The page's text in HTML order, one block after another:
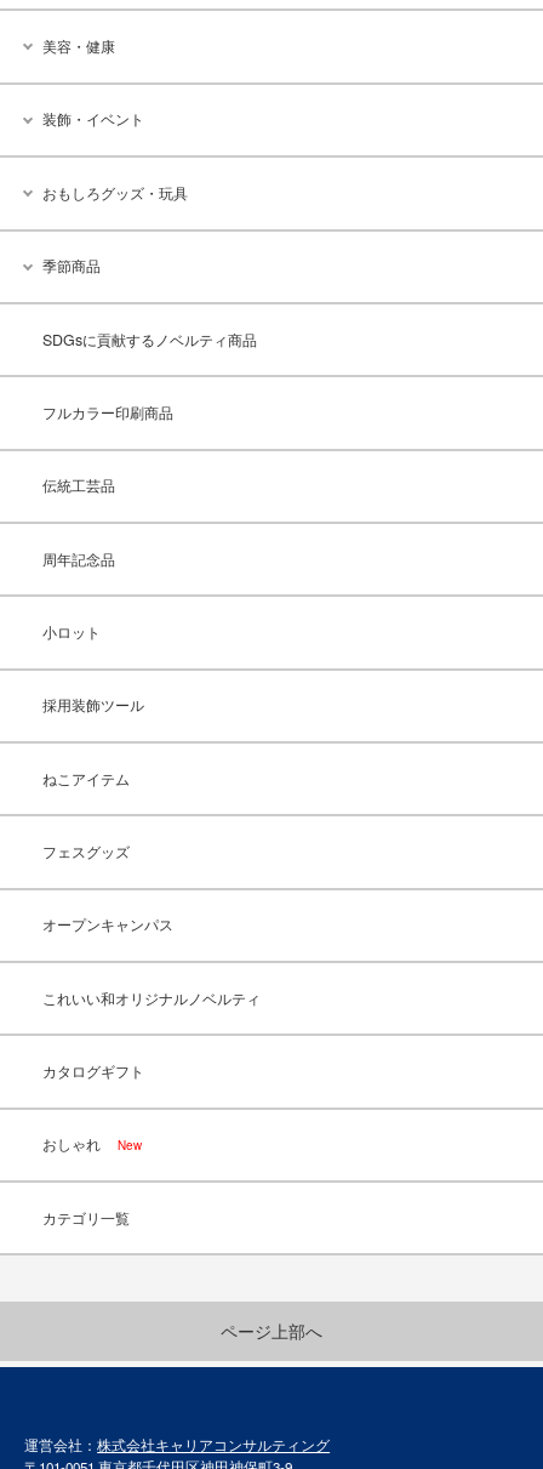
美容・健康
装飾・イベント
おもしろグッズ・玩具
季節商品
SDGsに貢献するノベルティ商品
フルカラー印刷商品
伝統工芸品
周年記念品
小ロット
採用装飾ツール
ねこアイテム
フェスグッズ
オープンキャンパス
これいい和オリジナルノベルティ
カタログギフト
おしゃれ New
カテゴリ一覧
ページ上部へ
運営会社：株式会社キャリアコンサルティング